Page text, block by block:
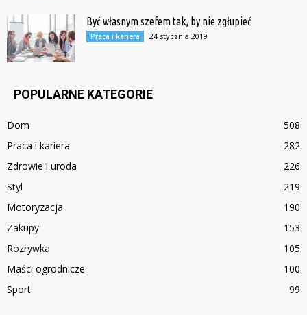
Być własnym szefem tak, by nie zgłupieć
Praca i kariera 24 stycznia 2019
POPULARNE KATEGORIE
Dom
508
Praca i kariera
282
Zdrowie i uroda
226
Styl
219
Motoryzacja
190
Zakupy
153
Rozrywka
105
Maści ogrodnicze
100
Sport
99